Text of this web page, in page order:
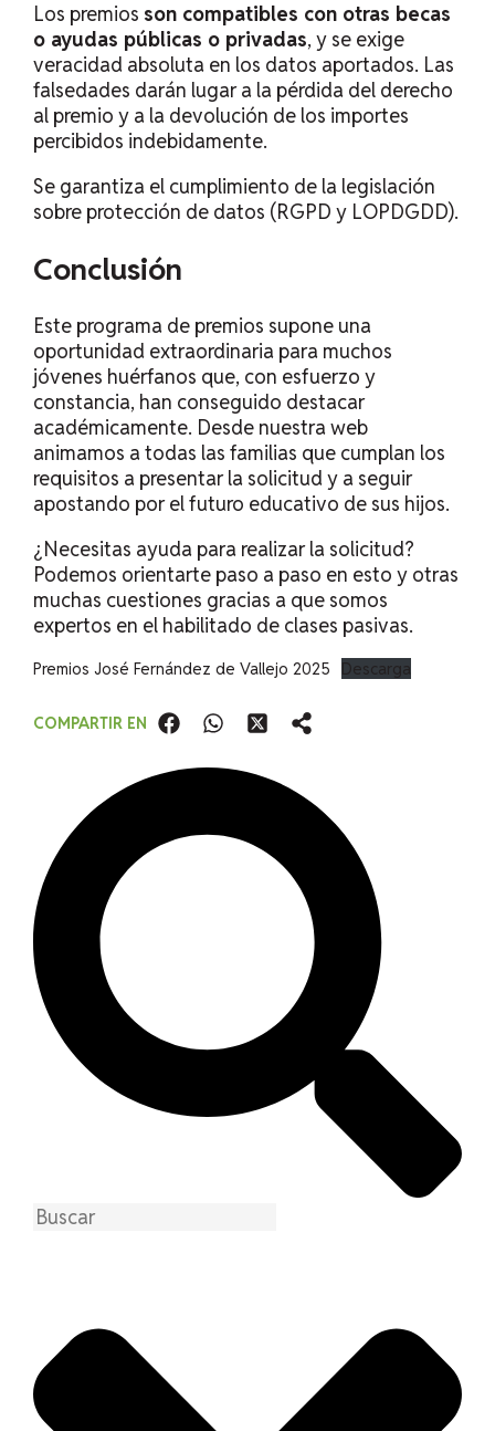
Los premios son compatibles con otras becas
o ayudas públicas o privadas, y se exige
veracidad absoluta en los datos aportados. Las
falsedades darán lugar a la pérdida del derecho
al premio y a la devolución de los importes
percibidos indebidamente.
Se garantiza el cumplimiento de la legislación
sobre protección de datos (RGPD y LOPDGDD).
Conclusión
Este programa de premios supone una
oportunidad extraordinaria para muchos
jóvenes huérfanos que, con esfuerzo y
constancia, han conseguido destacar
académicamente. Desde nuestra web
animamos a todas las familias que cumplan los
requisitos a presentar la solicitud y a seguir
apostando por el futuro educativo de sus hijos.
¿Necesitas ayuda para realizar la solicitud?
Podemos orientarte paso a paso en esto y otras
muchas cuestiones gracias a que somos
expertos en el habilitado de clases pasivas.
Premios José Fernández de Vallejo 2025 Descarga
COMPARTIR EN